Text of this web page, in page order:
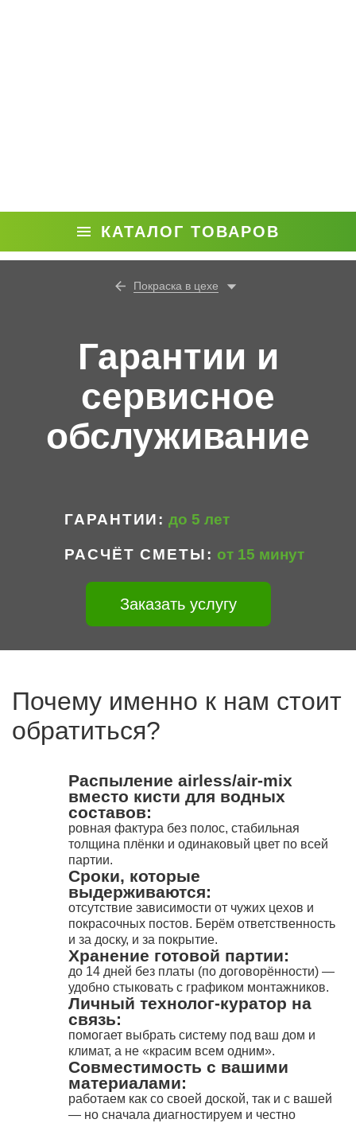
КАТАЛОГ ТОВАРОВ
Покраска в цехе
Гарантии и
сервисное
обслуживание
ГАРАНТИИ до 5 лет
Заказать услугу
РАСЧЁТ СМЕТЫ от 15 минут
Почему именно к нам стоит
обратиться?
Распыление airless/air-mix
вместо кисти для водных
составов:
ровная фактура без полос, стабильная
толщина плёнки и одинаковый цвет по всей
партии.
Сроки, которые
выдерживаются:
отсутствие зависимости от чужих цехов и
покрасочных постов. Берём ответственность
и за доску, и за покрытие.
Хранение готовой партии:
до 14 дней без платы (по договорённости) —
удобно стыковать с графиком монтажников.
Личный технолог-куратор на
связь:
помогает выбрать систему под ваш дом и
климат, а не «красим всем одним».
Совместимость с вашими
материалами:
работаем как со своей доской, так и с вашей
— но сначала диагностируем и честно